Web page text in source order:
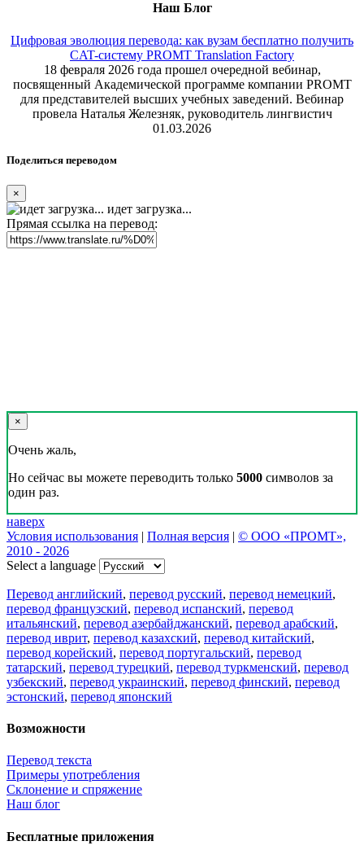
Наш Блог
Цифровая эволюция перевода: как вузам бесплатно получить
CAT-систему PROMT Translation Factory
18 февраля 2026 года прошел очередной вебинар,
посвященный Академической программе компании PROMT
для представителей высших учебных заведений. Вебинар
провела Наталья Железняк, руководитель лингвистич
01.03.2026
Поделиться переводом
×
идет загрузка...
Прямая ссылка на перевод:
×
Очень жаль,
Но сейчас вы можете переводить только 5000 символов за
один раз.
наверх
Условия использования | Полная версия | © ООО «ПРОМТ»,
2010 - 2026
Select a language
Перевод английский, перевод русский, перевод немецкий,
перевод французский, перевод испанский, перевод
итальянский, перевод азербайджанский, перевод арабский,
перевод иврит, перевод казахский, перевод китайский,
перевод корейский, перевод португальский, перевод
татарский, перевод турецкий, перевод туркменский, перевод
узбекский, перевод украинский, перевод финский, перевод
эстонский, перевод японский
Возможности
Перевод текста
Примеры употребления
Склонение и спряжение
Наш блог
Бесплатные приложения